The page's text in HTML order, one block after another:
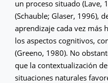
un proceso situado (Lave,
(Schauble; Glaser, 1996),
aprendizaje cada vez más
los aspectos cognitivos,
(Greeno, 1980). No
que la contextualización
situaciones naturales